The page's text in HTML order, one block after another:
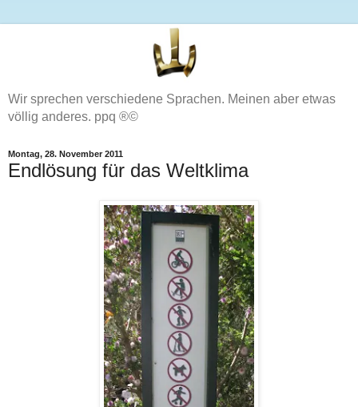
Wir sprechen verschiedene Sprachen. Meinen aber etwas
völlig anderes. ppq ®©
Montag, 28. November 2011
Endlösung für das Weltklima